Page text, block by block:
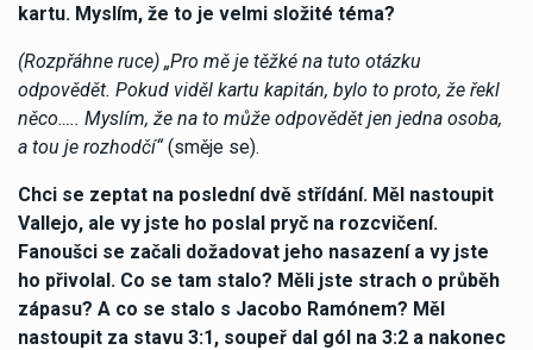
kartu. Myslím, že to je velmi složité téma?
(Rozpřáhne ruce) „Pro mě je těžké na tuto otázku
odpovědět. Pokud viděl kartu kapitán, bylo to proto, že řekl
něco….. Myslím, že na to může odpovědět jen jedna osoba,
a tou je rozhodčí“(směje se).
Chci se zeptat na poslední dvě střídání. Měl nastoupit
Vallejo, ale vy jste ho poslal pryč na rozcvičení.
Fanoušci se začali dožadovat jeho nasazení a vy jste
ho přivolal. Co se tam stalo? Měli jste strach o průběh
zápasu? A co se stalo s Jacobo Ramónem? Měl
nastoupit za stavu 3:1, soupeř dal gól na 3:2 a nakonec